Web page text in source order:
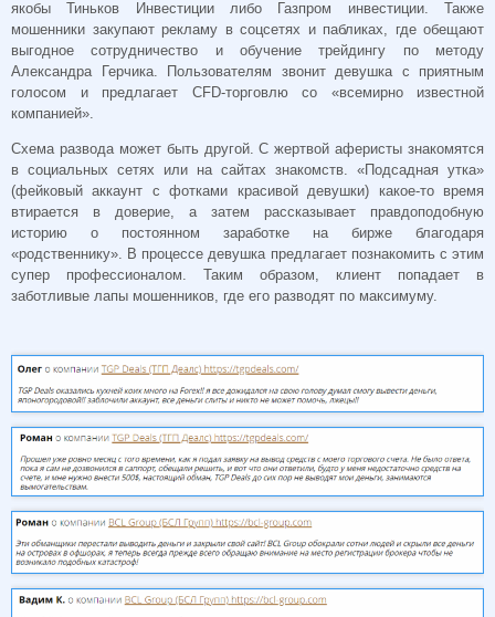
якобы Тиньков Инвестиции либо Газпром инвестиции. Также
мошенники закупают рекламу в соцсетях и пабликах, где обещают
выгодное сотрудничество и обучение трейдингу по методу
Александра Герчика. Пользователям звонит девушка с приятным
голосом и предлагает CFD-торговлю со «всемирно известной
компанией».
Схема развода может быть другой. С жертвой аферисты знакомятся
в социальных сетях или на сайтах знакомств. «Подсадная утка»
(фейковый аккаунт с фотками красивой девушки) какое-то время
втирается в доверие, а затем рассказывает правдоподобную
историю о постоянном заработке на бирже благодаря
«родственнику». В процессе девушка предлагает познакомить с этим
супер профессионалом. Таким образом, клиент попадает в
заботливые лапы мошенников, где его разводят по максимуму.